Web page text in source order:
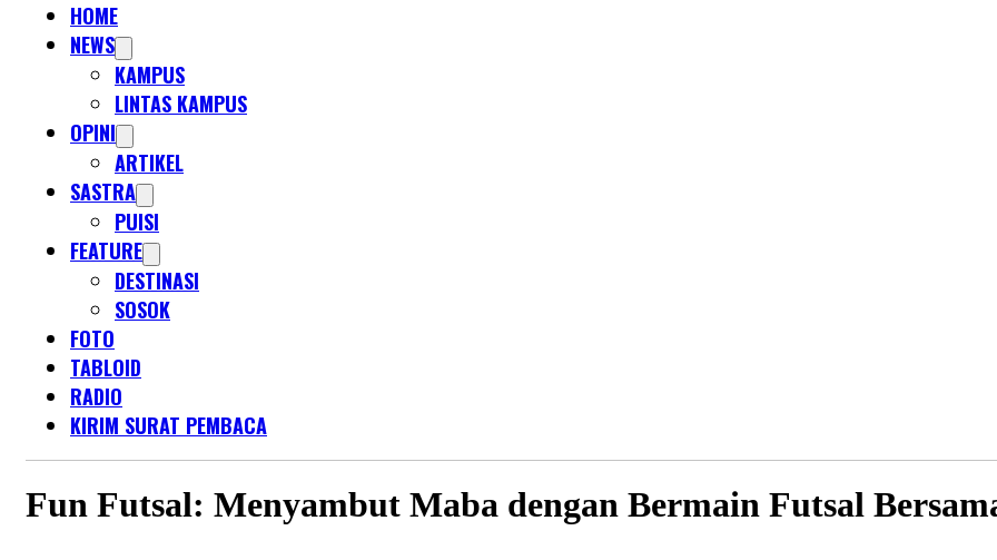
HOME
NEWS
KAMPUS
LINTAS KAMPUS
OPINI
ARTIKEL
SASTRA
PUISI
FEATURE
DESTINASI
SOSOK
FOTO
TABLOID
RADIO
KIRIM SURAT PEMBACA
Fun Futsal: Menyambut Maba dengan Bermain Futsal